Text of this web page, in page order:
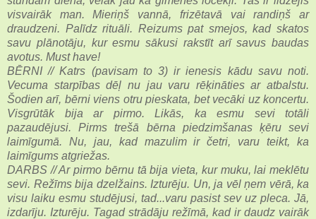
visvairāk man. Mieriņš vannā, frizētavā vai randiņš ar
draudzeni. Palīdz rituāli. Reizums pat smejos, kad skatos
savu plānotāju, kur esmu sākusi rakstīt arī savus baudas
avotus. Must have!
BĒRNI // Katrs (pavisam to 3) ir ienesis kādu savu noti.
Vecuma starpības dēļ nu jau varu rēķināties ar atbalstu.
Šodien arī, bērni viens otru pieskata, bet vecāki uz koncertu.
Visgrūtāk bija ar pirmo. Likās, ka esmu sevi totāli
pazaudējusi. Pirms trešā bērna piedzimšanas ķēru sevi
laimīgumā. Nu, jau, kad mazulim ir četri, varu teikt, ka
laimīgums atgriežas.
DARBS // Ar pirmo bērnu tā bija vieta, kur muku, lai meklētu
sevi. Režīms bija dzelžains. Izturēju. Un, ja vēl ņem vērā, ka
visu laiku esmu studējusi, tad...varu pasist sev uz pleca. Jā,
izdarīju. Izturēju. Tagad strādāju režīmā, kad ir daudz vairāk